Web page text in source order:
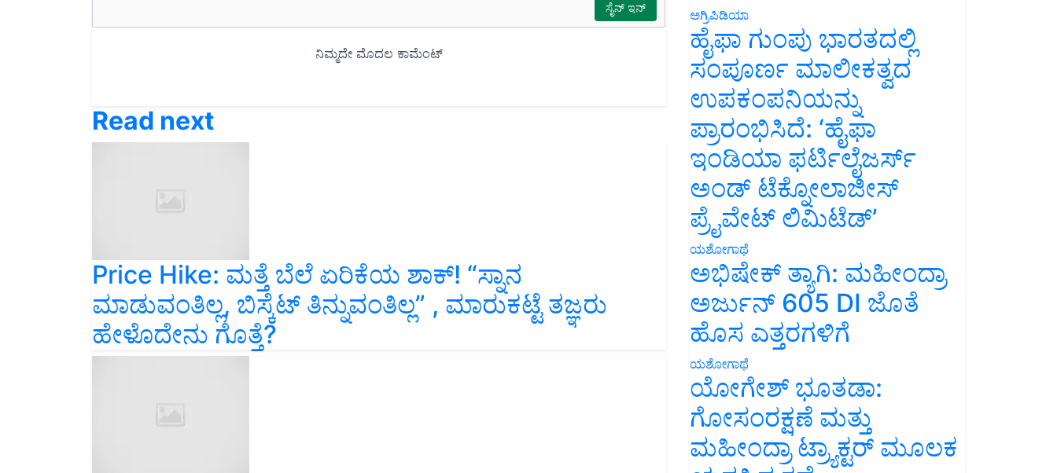
Price Hike: ಮತ್ತೆ ಬೆಲೆ ಏರಿಕೆಯ ಶಾಕ್‌! “ಸ್ನಾನ
ಮಾಡುವಂತಿಲ್ಲ, ಬಿಸ್ಕೆಟ್ ತಿನ್ನುವಂತಿಲ್ಲ” , ಮಾರುಕಟ್ಟೆ ತಜ್ಞರು
ಹೇಳೊದೇನು ಗೊತ್ತೆ?
ಅಗ್ರಿಪಿಡಿಯಾ
ಹೈಫಾ ಗುಂಪು ಭಾರತದಲ್ಲಿ
ಸಂಪೂರ್ಣ ಮಾಲೀಕತ್ವದ
ಉಪಕಂಪನಿಯನ್ನು
ಪ್ರಾರಂಭಿಸಿದೆ: ‘ಹೈಫಾ
ಇಂಡಿಯಾ ಫರ್ಟಿಲೈಜರ್ಸ್
ಅಂಡ್ ಟೆಕ್ನೋಲಾಜೀಸ್
ಪ್ರೈವೇಟ್ ಲಿಮಿಟೆಡ್’
ಯಶೋಗಾಥೆ
ಅಭಿಷೇಕ್ ತ್ಯಾಗಿ: ಮಹೀಂದ್ರಾ
ಅರ್ಜುನ್ 605 DI ಜೊತೆ
ಹೊಸ ಎತ್ತರಗಳಿಗೆ
ಯಶೋಗಾಥೆ
ಯೋಗೇಶ್ ಭೂತಡಾ:
ಗೋಸಂರಕ್ಷಣೆ ಮತ್ತು
ಮಹೀಂದ್ರಾ ಟ್ರ್ಯಾಕ್ಟರ್ ಮೂಲಕ